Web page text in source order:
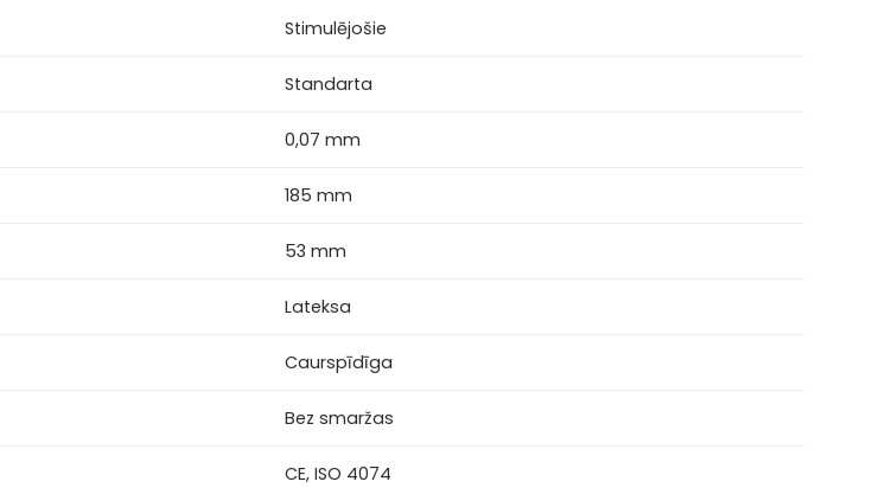
Stimulējošie
Standarta
0,07 mm
185 mm
53 mm
Lateksa
Caurspīdīga
Bez smaržas
CE, ISO 4074